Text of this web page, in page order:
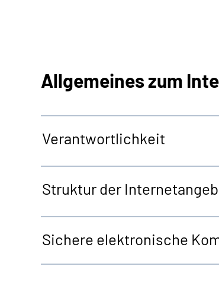
Allgemeines zum
Verantwortlichkeit
Struktur der
Sichere elektronische